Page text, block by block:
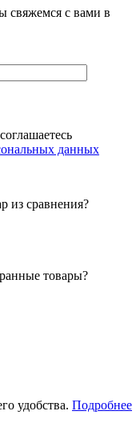
свяжемся с вами в
данных
из сравнения?
товары?
удобства. Подробнее